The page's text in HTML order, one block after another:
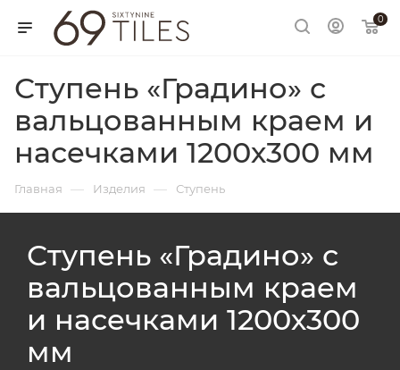
0
Ступень «Градино» с
вальцованным краем и
насечками 1200х300 мм
Главная — Изделия — Ступень
Ступень «Градино» с
вальцованным краем
и насечками 1200х300
мм